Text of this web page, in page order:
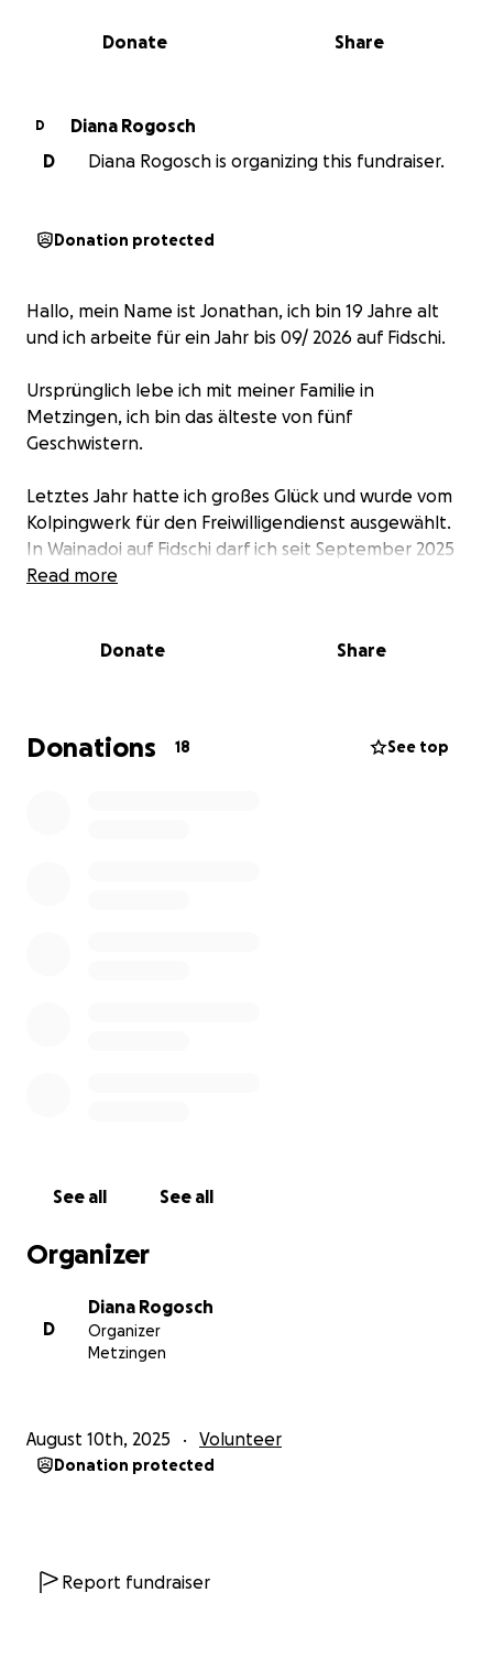
0% complete
Share
Donate
D
Diana Rogosch
D
Diana Rogosch is organizing this fundraiser.
Donation protected
Hallo, mein Name ist Jonathan, ich bin 19 Jahre alt
und ich arbeite für ein Jahr bis 09/ 2026 auf Fidschi.
Ursprünglich lebe ich mit meiner Familie in
Metzingen, ich bin das älteste von fünf
Geschwistern.
Letztes Jahr hatte ich großes Glück und wurde vom
Kolpingwerk für den Freiwilligendienst ausgewählt.
In Wainadoi auf Fidschi darf ich seit September 2025
an einem College (Chevalier Trainings Center) für
Nun brauche ich eure/Ihre Hilfe, etwa 3600 Euro
muss ich für diesen einjährigen Aufenthalt selbst
Read more
Donate Share
Donations 18 See top
See all See all
Organizer
D
Diana Rogosch
Organizer
Metzingen
August 10th, 2025 Volunteer
Donation protected
Report fundraiser